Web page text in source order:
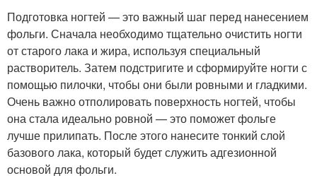
Подготовка ногтей — это важный шаг перед нанесением
фольги. Сначала необходимо тщательно очистить ногти
от старого лака и жира, используя специальный
растворитель. Затем подстригите и сформируйте ногти с
помощью пилочки, чтобы они были ровными и гладкими.
Очень важно отполировать поверхность ногтей, чтобы
она стала идеально ровной — это поможет фольге
лучше прилипать. После этого нанесите тонкий слой
базового лака, который будет служить адгезионной
основой для фольги.